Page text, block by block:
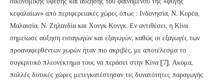
κεφαλαίων» από περιφερειακές χώρες όπως : Ινδονησία, Ν. Κορέα,
Μαλαισία, Ν. Ζηλανδία και Χονγκ Κονγκ. Εν αντιθέσει, η Κίνα
σημείωσε αύξηση εισαγωγών και εξαγωγών, καθώς οι εξαγωγές των
προαναφερθέντων χωρών ήταν πιο ακριβές, με αποτέλεσμα το
συγκριτικό πλεονέκτημα τους να περάσει στην Κίνα [7]. Ακόμα,
πολλές δυτικές χώρες μετεγκατέστησαν τις δυνατότητες παραγωγής